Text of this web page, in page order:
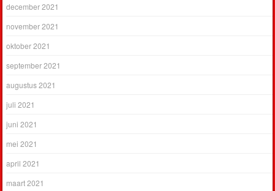
december 2021
november 2021
oktober 2021
september 2021
augustus 2021
juli 2021
juni 2021
mei 2021
april 2021
maart 2021